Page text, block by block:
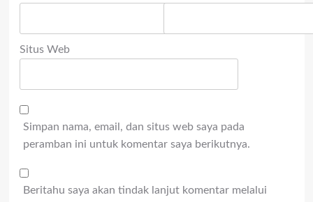
Situs Web
Simpan nama, email, dan situs web saya pada
peramban ini untuk komentar saya berikutnya.
Beritahu saya akan tindak lanjut komentar melalui